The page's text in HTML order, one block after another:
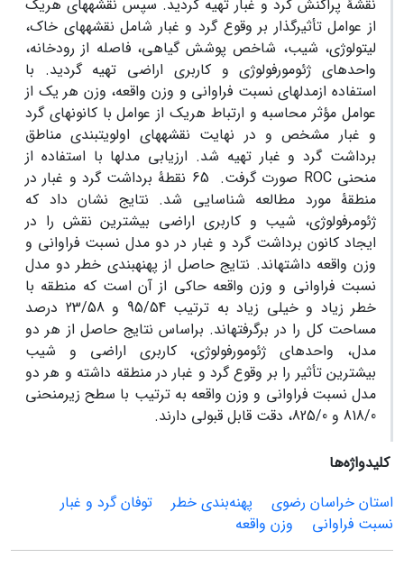
نقشۀ پراکنش گرد و غبار تهیه گردید. سپس نقشه­های هریک
از عوامل تأثیرگذار بر وقوع گرد و غبار شامل نقشه­های خاک،
لیتولوژی، شیب، شاخص پوشش گیاهی، فاصله از رودخانه،
واحدهای ژئومورفولوژی و کاربری اراضی تهیه گردید. با
استفاده ازمدل­­های نسبت فراوانی و وزن واقعه، وزن هر یک از
عوامل مؤثر محاسبه و ارتباط هریک از عوامل با کانون­های گرد
و غبار مشخص و در نهایت نقشه­های اولویت­بندی مناطق
برداشت گرد و غبار تهیه شد. ارزیابی مدل­ها با استفاده از
منحنی ROC صورت گرفت. 65 نقطۀ برداشت گرد و غبار در
منطقۀ مورد مطالعه شناسایی شد. نتایج نشان داد که
ژئومرفولوژی، شیب و کاربری اراضی بیش­ترین نقش را در
ایجاد کانون برداشت گرد و غبار در دو مدل نسبت فراوانی و
وزن واقعه داشته­اند. نتایج حاصل از پهنه­بندی خطر دو مدل
نسبت فراوانی و وزن واقعه حاکی از آن است که منطقه با
خطر زیاد و خیلی زیاد به ترتیب 95/54 و 23/58 درصد
مساحت کل را در برگرفته­اند. براساس نتایج حاصل از هر دو
مدل، واحدهای ژئومورفولوژی، کاربری اراضی و شیب
بیشترین تأثیر را بر وقوع گرد و غبار در منطقه داشته­ و هر دو
مدل­ نسبت فراوانی و وزن واقعه به ترتیب با سطح زیرمنحنی
818/0 و 825/0، دقت قابل قبولی دارند.
کلیدواژه‌ها
استان خراسان رضوی
پهنه‌بندی خطر
توفان گرد و غبار
نسبت فراوانی
وزن واقعه